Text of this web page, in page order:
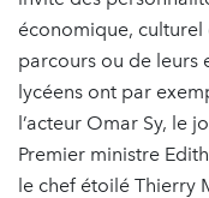
économique,
parcours ou de leurs
lycéens ont par
l’acteur Omar Sy, le
Premier ministre
le chef étoilé Thierry